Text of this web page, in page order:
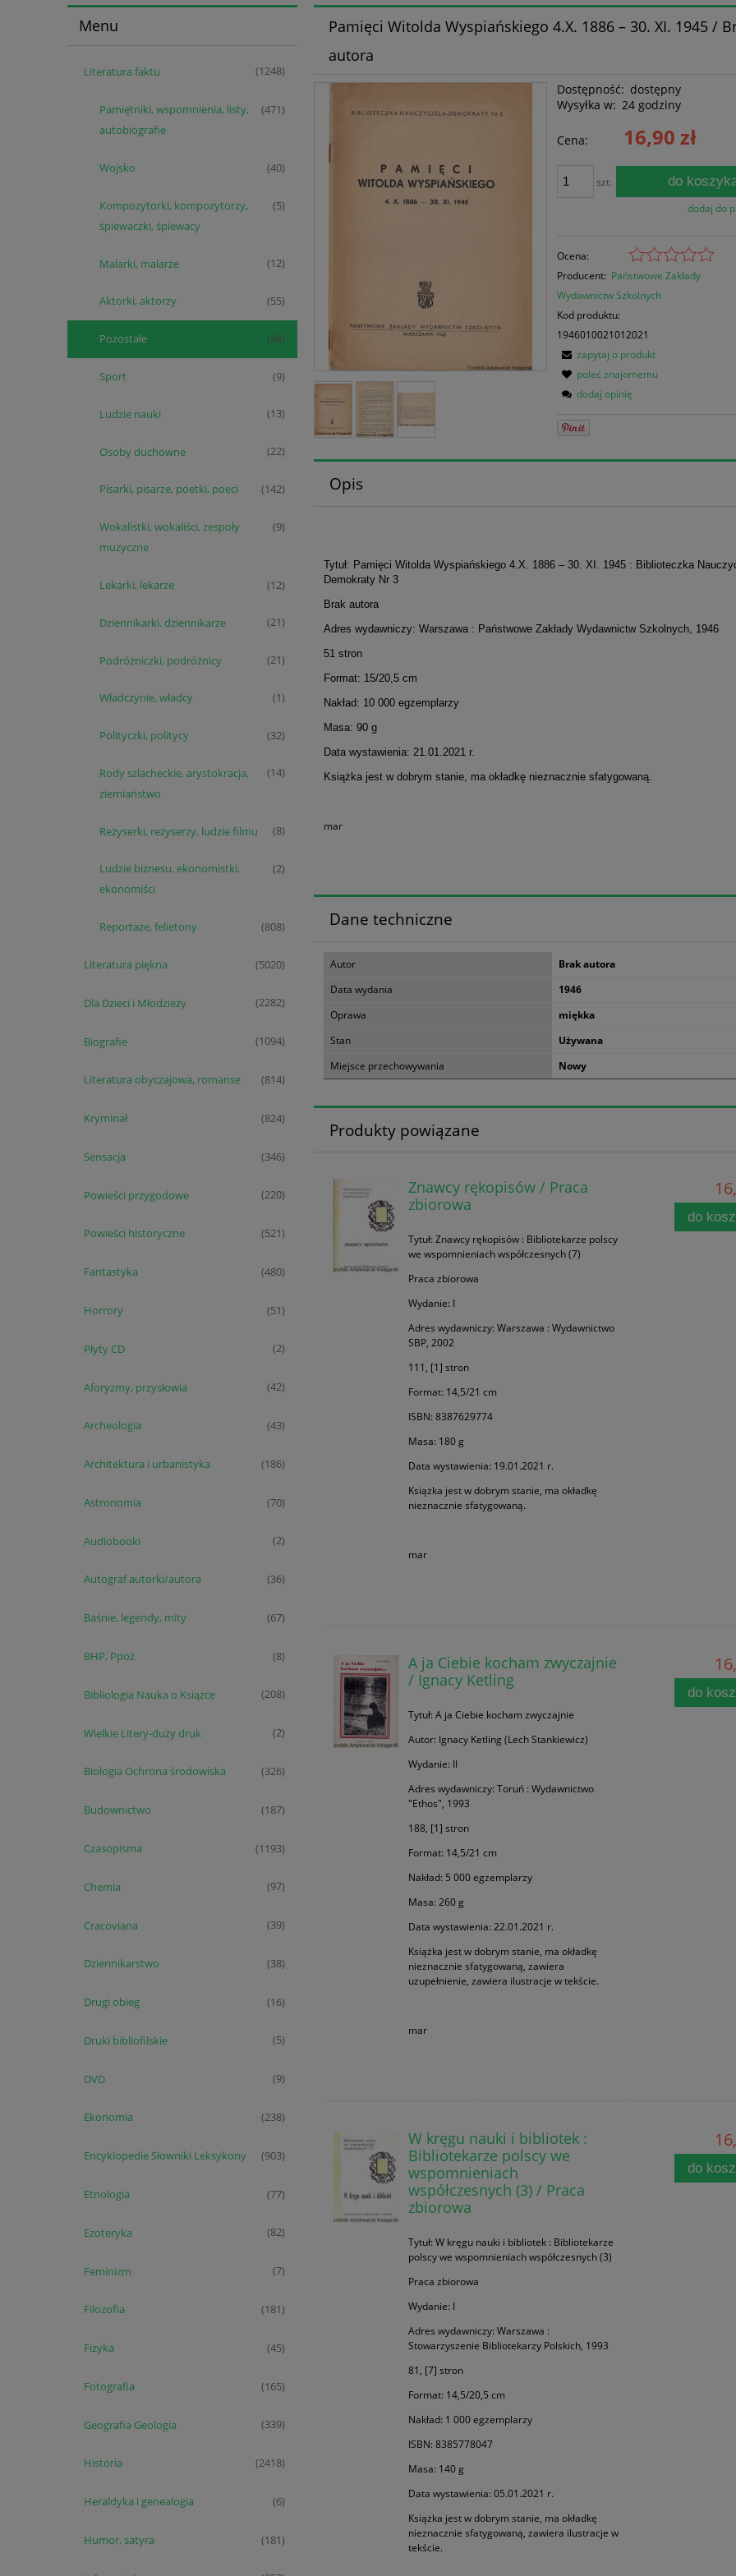
Menu
Literatura faktu (1248)
Pamiętniki, wspomnienia, listy,
autobiografie
(471)
Wojsko (40)
Kompozytorki, kompozytorzy,
śpiewaczki, śpiewacy
(5)
Malarki, malarze (12)
Aktorki, aktorzy (55)
Pozostałe (94)
Sport (9)
Ludzie nauki (13)
Osoby duchowne (22)
Pisarki, pisarze, poetki, poeci (142)
Wokalistki, wokaliści, zespoły
muzyczne
(9)
Lekarki, lekarze (12)
Dziennikarki. dziennikarze (21)
Podróżniczki, podróżnicy (21)
Władczynie, władcy (1)
Polityczki, politycy (32)
Rody szlacheckie, arystokracja,
ziemiaństwo
(14)
Reżyserki, reżyserzy, ludzie filmu (8)
Ludzie biznesu, ekonomistki,
ekonomiści
(2)
Reportaże, felietony (808)
Literatura piękna (5020)
Dla Dzieci i Młodzieży (2282)
Biografie (1094)
Literatura obyczajowa, romanse (814)
Kryminał (824)
Sensacja (346)
Powieści przygodowe (220)
Powieści historyczne (521)
Fantastyka (480)
Horrory (51)
Płyty CD (2)
Aforyzmy, przysłowia (42)
Archeologia (43)
Architektura i urbanistyka (186)
Astronomia (70)
Audiobooki (2)
Autograf autorki/autora (36)
Baśnie, legendy, mity (67)
BHP, Ppoż (8)
Bibliologia Nauka o Książce (208)
Wielkie Litery-duży druk (2)
Biologia Ochrona środowiska (326)
Budownictwo (187)
Czasopisma (1193)
Chemia (97)
Cracoviana (39)
Dziennikarstwo (38)
Drugi obieg (16)
Druki bibliofilskie (5)
DVD (9)
Ekonomia (238)
Encyklopedie Słowniki Leksykony (903)
Etnologia (77)
Ezoteryka (82)
Feminizm (7)
Filozofia (181)
Fizyka (45)
Fotografia (165)
Geografia Geologia (339)
Historia (2418)
Heraldyka i genealogia (6)
Humor, satyra (181)
Pamięci Witolda Wyspiańskiego 4.X. 1886 – 30. XI. 1945 /
autora
Dostępność: dostępny
Wysyłka w: 24 godziny
Cena: 16,90 zł
szt. do
dodaj do
Ocena:
Producent: Państwowe Zakłady
Wydawnictw Szkolnych
Kod produktu:
1946010021012021
zapytaj o produkt
poleć znajomemu
dodaj opinię
Opis
Tytuł: Pamięci Witolda Wyspiańskiego 4.X. 1886 – 30. XI. 1945 : Biblioteczka
Demokraty Nr 3
Brak autora
Adres wydawniczy: Warszawa : Państwowe Zakłady Wydawnictw Szkolnych, 1946
51 stron
Format: 15/20,5 cm
Nakład: 10 000 egzemplarzy
Masa: 90 g
Data wystawienia: 21.01.2021 r.
Książka jest w dobrym stanie, ma okładkę nieznacznie sfatygowaną.
mar
Dane techniczne
Autor
Brak autora
Data wydania
1946
Oprawa
miękka
Stan
Używana
Miejsce przechowywania
Nowy
Produkty powiązane
Znawcy rękopisów / Praca
zbiorowa
Tytuł: Znawcy rękopisów : Bibliotekarze polscy
we wspomnieniach współczesnych (7)
Praca zbiorowa
Wydanie: I
Adres wydawniczy: Warszawa : Wydawnictwo
SBP, 2002
111, [1] stron
Format: 14,5/21 cm
ISBN: 8387629774
Masa: 180 g
Data wystawienia: 19.01.2021 r.
Książka jest w dobrym stanie, ma okładkę
nieznacznie sfatygowaną.
mar
do
A ja Ciebie kocham zwyczajnie
/ Ignacy Ketling
Tytuł: A ja Ciebie kocham zwyczajnie
Autor: Ignacy Ketling (Lech Stankiewicz)
Wydanie: II
Adres wydawniczy: Toruń : Wydawnictwo
"Ethos", 1993
188, [1] stron
Format: 14,5/21 cm
Nakład: 5 000 egzemplarzy
Masa: 260 g
Data wystawienia: 22.01.2021 r.
Książka jest w dobrym stanie, ma okładkę
nieznacznie sfatygowaną, zawiera
uzupełnienie, zawiera ilustracje w tekście.
mar
do
W kręgu nauki i bibliotek :
Bibliotekarze polscy we
wspomnieniach
współczesnych (3) / Praca
zbiorowa
Tytuł: W kręgu nauki i bibliotek : Bibliotekarze
polscy we wspomnieniach współczesnych (3)
Praca zbiorowa
Wydanie: I
Adres wydawniczy: Warszawa :
Stowarzyszenie Bibliotekarzy Polskich, 1993
81, [7] stron
Format: 14,5/20,5 cm
Nakład: 1 000 egzemplarzy
ISBN: 8385778047
Masa: 140 g
Data wystawienia: 05.01.2021 r.
Książka jest w dobrym stanie, ma okładkę
nieznacznie sfatygowaną, zawiera ilustracje w
tekście.
do